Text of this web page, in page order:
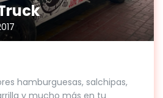
hamburguesas, salchipas,